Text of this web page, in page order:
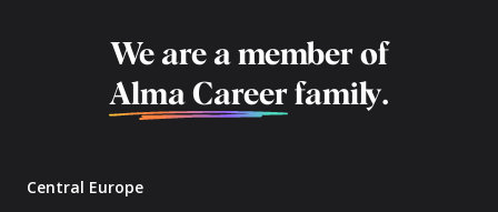
We are a member of
Alma Career family.
Central Europe